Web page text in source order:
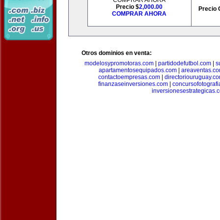
Precio $2,000.00
COMPRAR AHORA
Precio
Otros dominios en venta:
modelosypromotoras.com| partidodefutbol.com|
apartamentosequipados.com|
contactoempresas.com
finanzaseinversiones.com